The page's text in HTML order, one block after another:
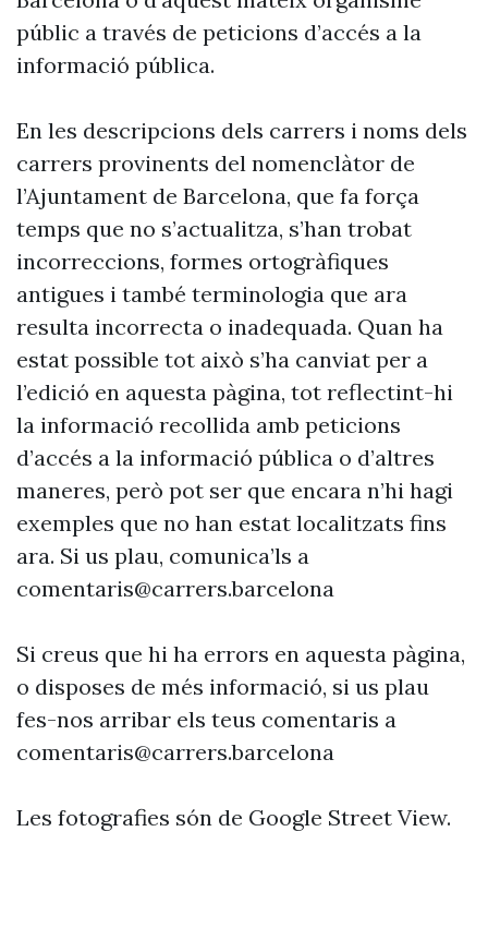
públic a través de peticions d’accés a la
informació pública.
En les descripcions dels carrers i noms dels
carrers provinents del nomenclàtor de
l’Ajuntament de Barcelona, que fa força
temps que no s’actualitza, s’han trobat
incorreccions, formes ortogràfiques
antigues i també terminologia que ara
resulta incorrecta o inadequada. Quan ha
estat possible tot això s’ha canviat per a
l’edició en aquesta pàgina, tot reflectint-hi
la informació recollida amb peticions
d’accés a la informació pública o d’altres
maneres, però pot ser que encara n’hi hagi
exemples que no han estat localitzats fins
ara. Si us plau, comunica’ls a
comentaris@carrers.barcelona
Si creus que hi ha errors en aquesta pàgina,
o disposes de més informació, si us plau
fes-nos arribar els teus comentaris a
comentaris@carrers.barcelona
Les fotografies són de Google Street View.